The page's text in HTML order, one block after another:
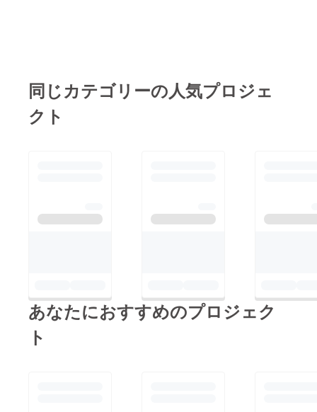
はBOOTHというオン
ラインショップで購入
同じカテゴリーの人気プロジェ
クト
あなたにおすすめのプロジェク
ト